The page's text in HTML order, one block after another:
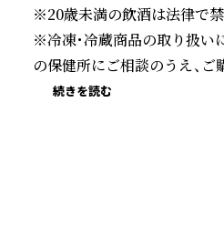
※20歳未満の飲酒は法律で禁
※冷凍・冷蔵商品の取り扱い
の保健所にご相談のうえ、ご
続きを読む